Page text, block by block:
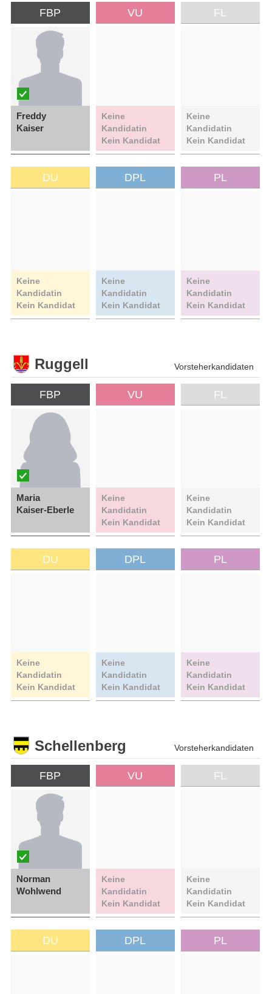
FBP
Freddy
Kaiser
VU
Keine
Kandidatin
Kein Kandidat
FL
Keine
Kandidatin
Kein Kandidat
DU
Keine
Kandidatin
Kein Kandidat
DPL
Keine
Kandidatin
Kein Kandidat
PL
Keine
Kandidatin
Kein Kandidat
Ruggell Vorsteherkandidaten
FBP
Maria
Kaiser-Eberle
VU
Keine
Kandidatin
Kein Kandidat
FL
Keine
Kandidatin
Kein Kandidat
DU
Keine
Kandidatin
Kein Kandidat
DPL
Keine
Kandidatin
Kein Kandidat
PL
Keine
Kandidatin
Kein Kandidat
Schellenberg Vorsteherkandidaten
FBP
Norman
Wohlwend
VU
Keine
Kandidatin
Kein Kandidat
FL
Keine
Kandidatin
Kein Kandidat
DU DPL PL